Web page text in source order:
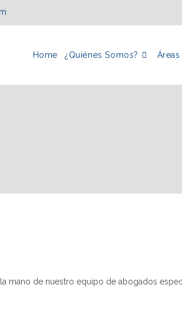
Home ¿Quiénes Somos?
mano de nuestro equipo de abogados